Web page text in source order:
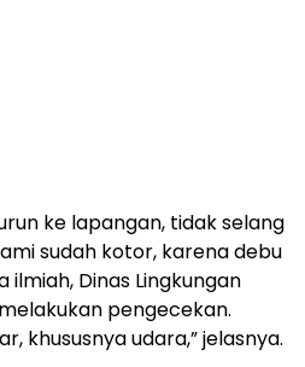
ke lapangan, tidak selang
sudah kotor, karena debu
ilmiah, Dinas Lingkungan
pengecekan.
khususnya udara,” jelasnya.